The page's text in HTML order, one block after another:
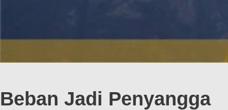
Beban Jadi Penyangga